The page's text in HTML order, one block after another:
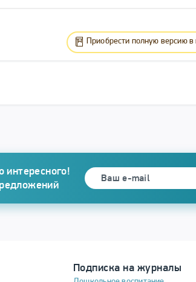
Приобрести полную версию
интересного!
Подписка на журналы